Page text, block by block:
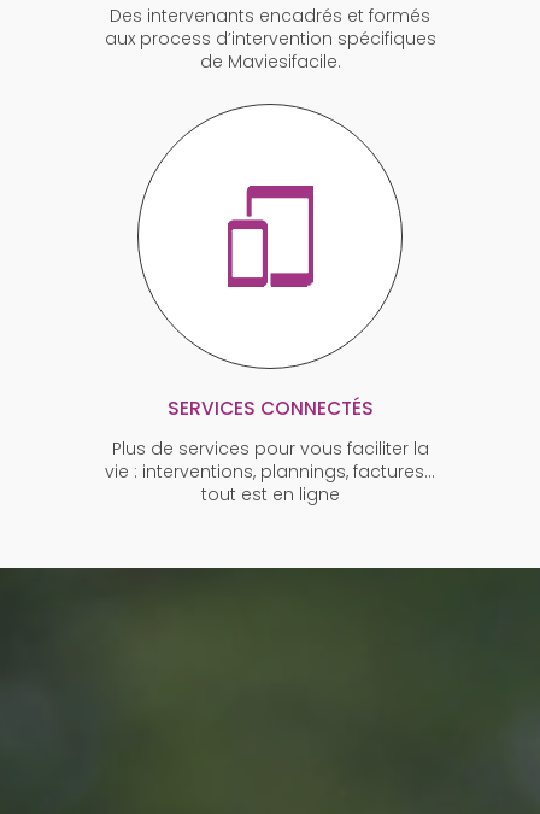
Des intervenants encadrés et formés
aux process d’intervention spécifiques
de Maviesifacile.
SERVICES CONNECTÉS
Plus de services pour vous faciliter la
vie : interventions, plannings, factures…
tout est en ligne